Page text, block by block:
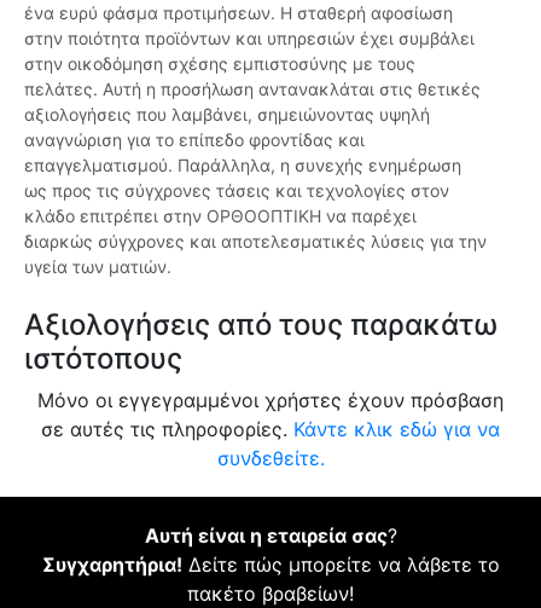
ένα ευρύ φάσμα προτιμήσεων. Η σταθερή αφοσίωση
στην ποιότητα προϊόντων και υπηρεσιών έχει συμβάλει
στην οικοδόμηση σχέσης εμπιστοσύνης με τους
πελάτες. Αυτή η προσήλωση αντανακλάται στις θετικές
αξιολογήσεις που λαμβάνει, σημειώνοντας υψηλή
αναγνώριση για το επίπεδο φροντίδας και
επαγγελματισμού. Παράλληλα, η συνεχής ενημέρωση
ως προς τις σύγχρονες τάσεις και τεχνολογίες στον
κλάδο επιτρέπει στην ΟΡΘΟΟΠΤΙΚΗ να παρέχει
διαρκώς σύγχρονες και αποτελεσματικές λύσεις για την
υγεία των ματιών.
Αξιολογήσεις από τους παρακάτω
ιστότοπους
Μόνο οι εγγεγραμμένοι χρήστες έχουν πρόσβαση
σε αυτές τις πληροφορίες. Κάντε κλικ εδώ για να
συνδεθείτε.
Αυτή είναι η εταιρεία σας?
Συγχαρητήρια! Δείτε πώς μπορείτε να λάβετε το
πακέτο βραβείων!